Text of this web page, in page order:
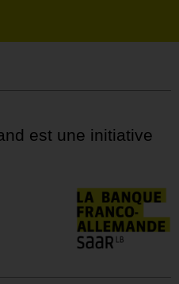
est une initiative